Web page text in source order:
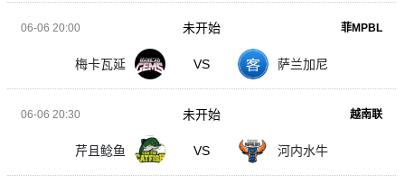
06-06 20:00 菲MPBL
梅卡瓦延 VS 萨兰加尼
未开始
06-06 20:30 越南联
芹且鲶鱼 VS 河内水牛
未开始